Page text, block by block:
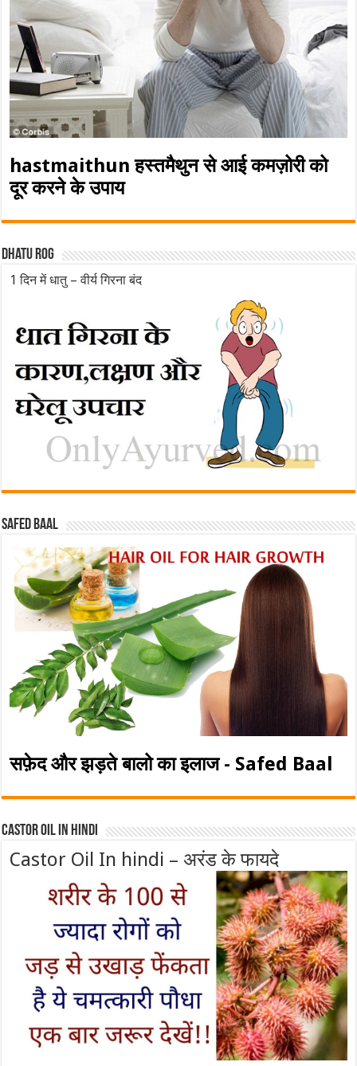
hastmaithun हस्तमैथुन से आई कमज़ोरी को
दूर करने के उपाय
Dhatu rog
1 दिन में धातु – वीर्य गिरना बंद
Safed baal
सफ़ेद और झड़ते बालो का इलाज - Safed Baal
Castor Oil In Hindi
Castor Oil In hindi – अरंड के फायदे